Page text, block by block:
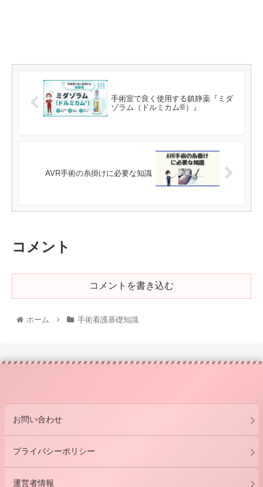
手術室で良く使用する鎮静薬『ミダ
ゾラム（ドルミカム®）』
AVR手術の糸掛けに必要な知識
コメント
コメントを書き込む
ホーム 手術看護基礎知識
お問い合わせ
プライバシーポリシー
運営者情報